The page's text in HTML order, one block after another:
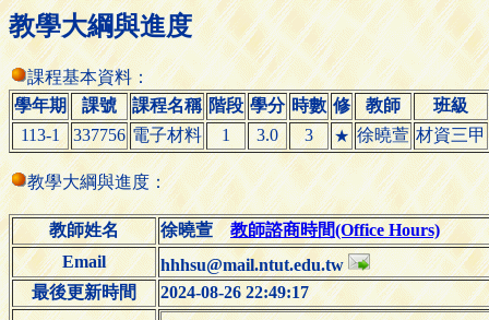
教學大綱與進度
課程基本資料：
學年期
課號 課程名稱 階段 學分 時數 修 教師
班級
113-1
337756 電子材料 1 3.0 3 ★ 徐曉萱 材資三甲
教學大綱與進度：
教師姓名 徐曉萱教師諮商時間(Office Hours)
Email
hhhsu@mail.ntut.edu.tw
最後更新時間
2024-08-26 22:49:17